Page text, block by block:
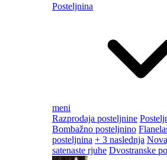
Posteljnina
meni
Razprodaja posteljnine
Bombažno posteljnino
posteljnina + 3 naslednja
satenaste rjuhe Dvostranske